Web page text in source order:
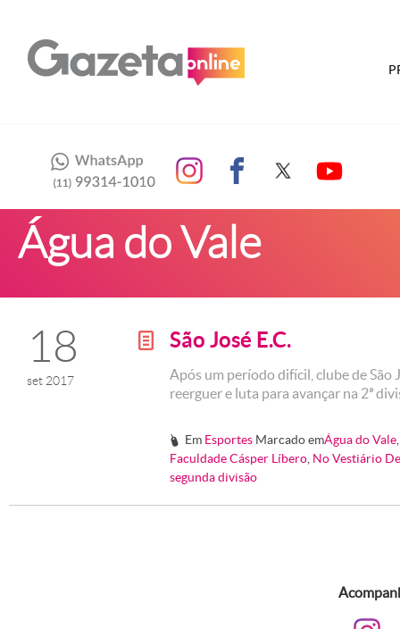
Água do Vale
18
set 2017
g São José E.C.
Após um período difícil, clube de São
reerguer e luta para avançar na 2ª
# Em Esportes Marcado emÁgua do Vale
Faculdade Cásper Líbero No Vestiário
segunda divisão